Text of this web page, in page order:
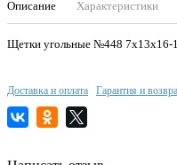
Описание Характеристики
Щетки угольные №448 7х13х16-
Доставка и оплата Гарантия и